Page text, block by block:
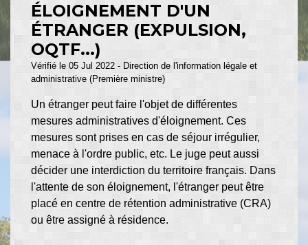
ÉLOIGNEMENT D'UN
ÉTRANGER (EXPULSION,
OQTF...)
Vérifié le 05 Jul 2022 - Direction de l'information légale et
administrative (Première ministre)
Un étranger peut faire l'objet de différentes
mesures administratives d'éloignement. Ces
mesures sont prises en cas de séjour irrégulier,
menace à l'ordre public, etc. Le juge peut aussi
décider une interdiction du territoire français. Dans
l'attente de son éloignement, l'étranger peut être
placé en centre de rétention administrative (CRA)
ou être assigné à résidence.